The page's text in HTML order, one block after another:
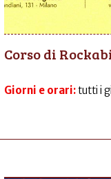
Corso di
Giorni e orari:tutti i